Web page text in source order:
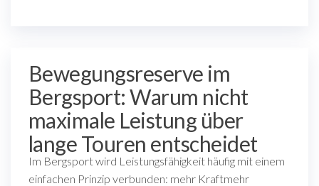
Bewegungsreserve im
Bergsport: Warum nicht
maximale Leistung über
lange Touren entscheidet
Im Bergsport wird Leistungsfähigkeit häufig mit einem
einfachen Prinzip verbunden: mehr Kraftmehr